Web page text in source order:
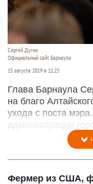
Сергей Дугин
Официальный сайт Барнаула
15 августа 2019 в 11:25
Глава Барнаула
на благо
ухода с поста
администрации
Фермер из США,